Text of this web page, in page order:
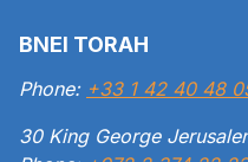
BNEI TORAH
Phone: +33 1 42 40 48
30 King George